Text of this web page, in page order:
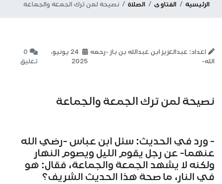
الرئيسية الفتاوى الصلاة نصيحة لمن ترك الجمعة والجماعة
اعداد: عبدالعزيز ابن عبدالله بن باز -رحمه
الله-
24 يونيو،
2025
0
تعليق
نصيحة لمن ترك الجمعة والجماعة
- ورد في الحديث: سئل ابن عباس -رضي الله
عنهما- عن رجل يقوم الليل ويصوم النهار
ولكنه لا يشهد الجمعة والجماعة، فقال: هو
في النار، ما صحة هذا الحديث الشريف؟